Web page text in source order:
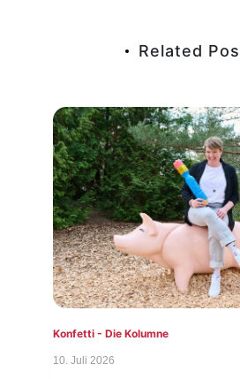
Related
Konfetti - Die Kolumne
10. Juli 2026